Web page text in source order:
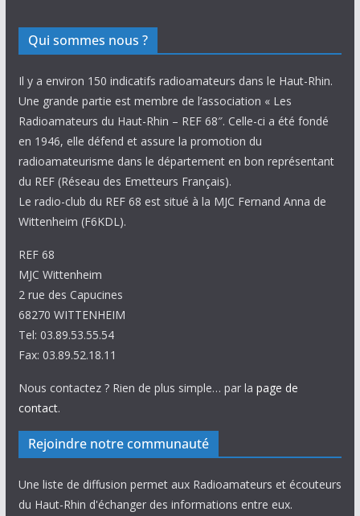
Qui sommes nous ?
Il y a environ 150 indicatifs radioamateurs dans le Haut-Rhin.
Une grande partie est membre de l’association « Les
Radioamateurs du Haut-Rhin – REF 68″. Celle-ci a été fondé
en 1946, elle défend et assure la promotion du
radioamateurisme dans le département en bon représentant
du REF (Réseau des Emetteurs Français).
Le radio-club du REF 68 est situé à la MJC Fernand Anna de
Wittenheim (F6KDL).
REF 68
MJC Wittenheim
2 rue des Capucines
68270 WITTENHEIM
Tel: 03.89.53.55.54
Fax: 03.89.52.18.11
Nous contactez ? Rien de plus simple… par la page de
contact.
Rejoindre notre communauté
Une liste de diffusion permet aux Radioamateurs et écouteurs
du Haut-Rhin d'échanger des informations entre eux.